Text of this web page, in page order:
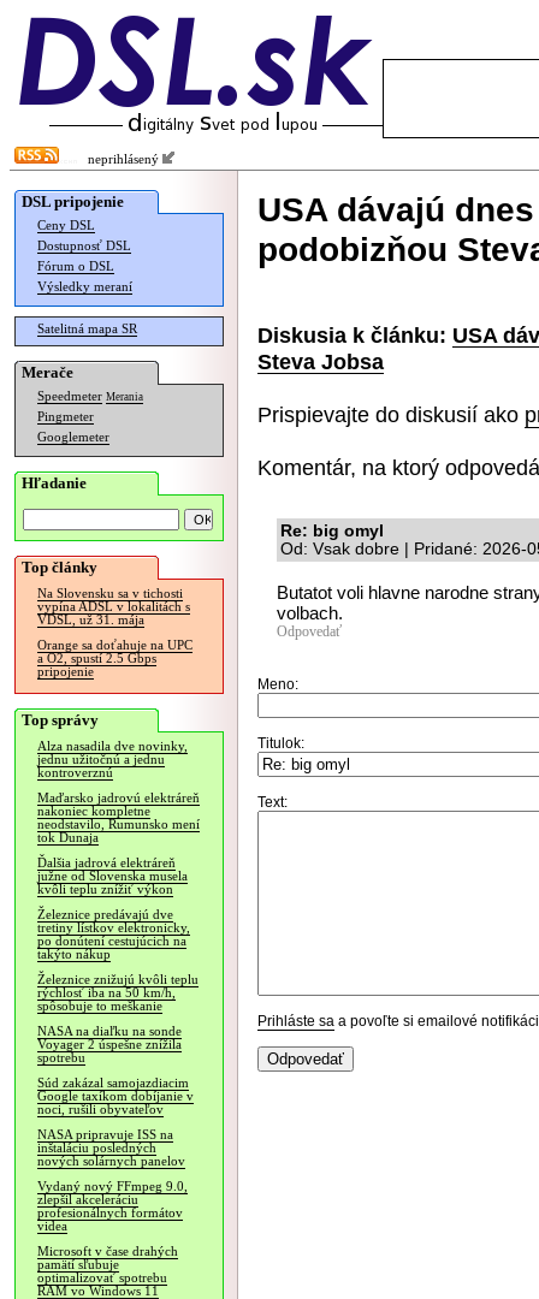
neprihlásený
DSL pripojenie
Ceny DSL
Dostupnosť DSL
Fórum o DSL
Výsledky meraní
Satelitná mapa SR
Merače
Speedmeter Merania
Pingmeter
Googlemeter
Hľadanie
Top články
Na Slovensku sa v tichosti
vypína ADSL v lokalitách s
VDSL, už 31. mája
Orange sa doťahuje na UPC
a O2, spustí 2.5 Gbps
pripojenie
Top správy
Alza nasadila dve novinky,
jednu užitočnú a jednu
kontroverznú
Maďarsko jadrovú elektráreň
nakoniec kompletne
neodstavilo, Rumunsko mení
tok Dunaja
Ďalšia jadrová elektráreň
južne od Slovenska musela
kvôli teplu znížiť výkon
Železnice predávajú dve
tretiny lístkov elektronicky,
po donútení cestujúcich na
takýto nákup
Železnice znižujú kvôli teplu
rýchlosť iba na 50 km/h,
spôsobuje to meškanie
NASA na diaľku na sonde
Voyager 2 úspešne znížila
spotrebu
Súd zakázal samojazdiacim
Google taxíkom dobíjanie v
noci, rušili obyvateľov
NASA pripravuje ISS na
inštaláciu posledných
nových solárnych panelov
Vydaný nový FFmpeg 9.0,
zlepšil akceleráciu
profesionálnych formátov
videa
Microsoft v čase drahých
pamätí sľubuje
optimalizovať spotrebu
RAM vo Windows 11
USA dávajú
podobizňou
Diskusia k článku: USA
Steva Jobsa
Prispievajte do diskusií ako
Komentár, na ktorý
Re: big omyl
Od: Vsak dobre | Pridané: 2026-
Butatot voli hlavne narodne
volbach.
Odpovedať
Meno:
Titulok:
Text:
Prihláste sa a povoľte si emailové